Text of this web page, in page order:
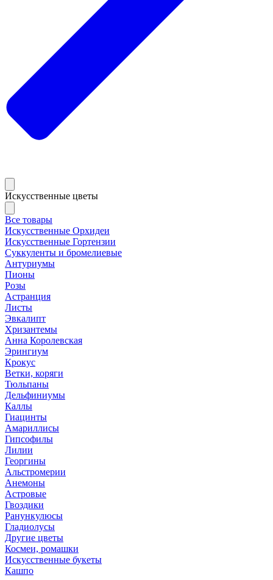
Искусственные цветы
Все товары
Искусственные Орхидеи
Искусственные Гортензии
Суккуленты и бромелиевые
Антуриумы
Пионы
Розы
Астранция
Листы
Эвкалипт
Хризантемы
Анна Королевская
Эрингиум
Крокус
Ветки, коряги
Тюльпаны
Дельфиниумы
Каллы
Гиацинты
Амариллисы
Гипсофилы
Лилии
Георгины
Альстромерии
Анемоны
Астровые
Гвоздики
Ранункулюсы
Гладиолусы
Другие цветы
Космеи, ромашки
Искусственные букеты
Кашпо